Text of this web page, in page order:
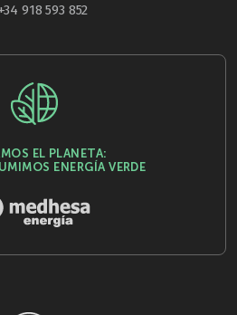
+34 918 593 852
EL PLANETA:
ENERGÍA VERDE